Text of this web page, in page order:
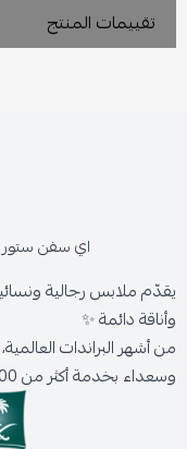
تقييمات المنتج
اي سفن ستور
يقدّم ملابس رجالية
وأناقة دائمة ✨
من أشهر البراندات العالمية،
وسعداء بخدمة أكثر من 300,000 عميل حول المملكة.